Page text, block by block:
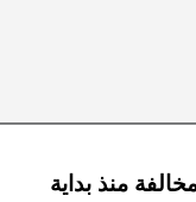
وتجارة عجلون تحرير 28 مخالفة منذ بداية